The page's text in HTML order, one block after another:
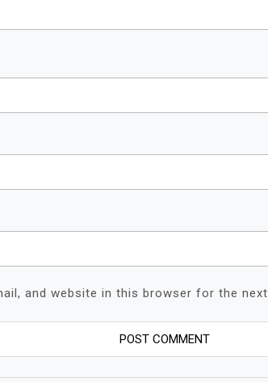
and website in this browser for the